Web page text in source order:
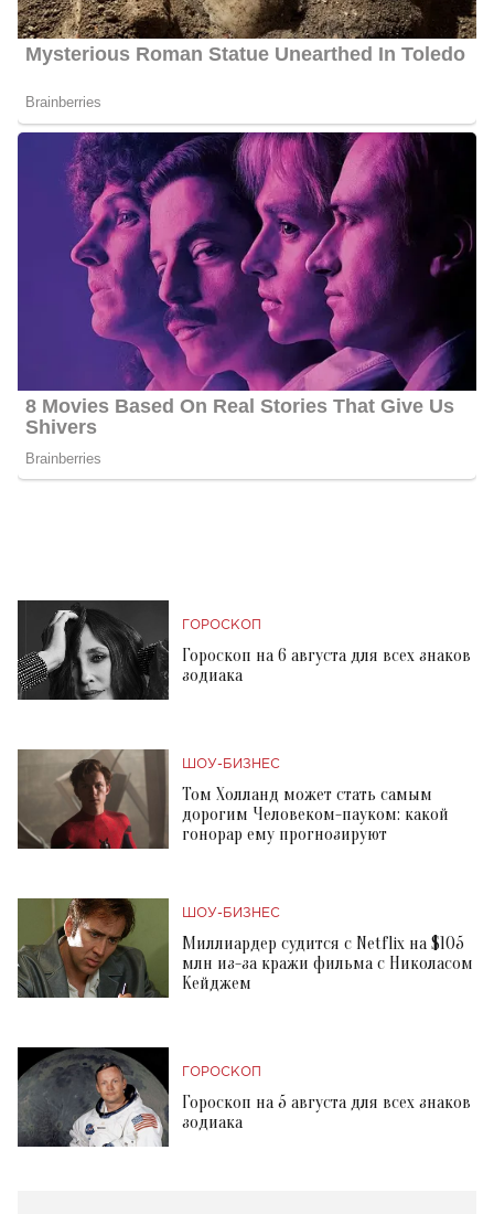
ГОРОСКОП
Гороскоп на 6 августа для всех знаков
зодиака
ШОУ-БИЗНЕС
Том Холланд может стать самым
дорогим Человеком-пауком: какой
гонорар ему прогнозируют
ШОУ-БИЗНЕС
Миллиардер судится с Netflix на $105
млн из-за кражи фильма с Николасом
Кейджем
ГОРОСКОП
Гороскоп на 5 августа для всех знаков
зодиака